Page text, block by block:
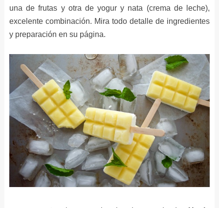
una de frutas y otra de yogur y nata (crema de leche),
excelente combinación. Mira todo detalle de ingredientes
y preparación en su página.